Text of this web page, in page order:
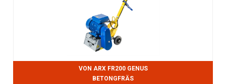
VON ARX FR200 GENUS
BETONGFRÄS